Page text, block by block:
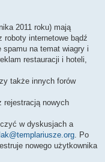
2011 roku) mają
roboty internetowe bądź
spamu na temat wiagry i
restauracji i hoteli,
także innych forów
rejestracją nowych
w dyskusjach a
. Po
nowego użytkownika